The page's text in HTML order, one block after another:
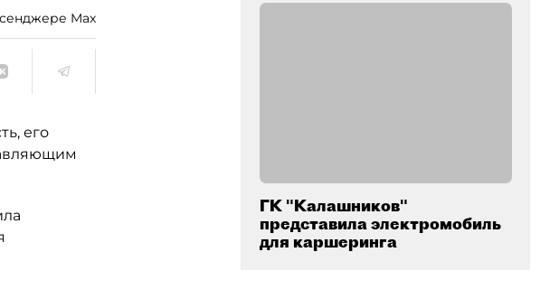
Max
его
ГК "Калашников"
представила электромобиль
для каршеринга